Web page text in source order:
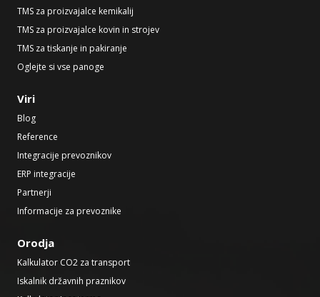
TMS za proizvajalce kemikalij
TMS za proizvajalce kovin in strojev
TMS za tiskanje in pakiranje
Oglejte si vse panoge
Viri
Blog
Reference
Integracije prevoznikov
ERP integracije
Partnerji
Informacije za prevoznike
Orodja
Kalkulator CO2 za transport
Iskalnik državnih praznikov